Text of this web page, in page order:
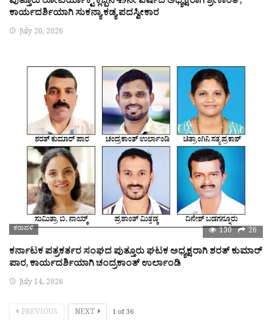
ಕಾರ್ಯದರ್ಶಿಯಾಗಿ ಸುಕನ್ಯಾ ಕಡ್ಯ ಪದಸ್ವೀಕಾರ
July 20, 2026
ಕರಾವಳಿ 130 26
ಕರ್ನಾಟಕ ಪತ್ರಕರ್ತರ ಸಂಘದ ಪುತ್ತೂರು ಘಟಕ ಅಧ್ಯಕ್ಷರಾಗಿ ಶರತ್ ಕುಮಾರ್
ಪಾರ, ಕಾರ್ಯದರ್ಶಿಯಾಗಿ ಚಂದ್ರಕಾಂತ್ ಉರ್ಲಾಂಡಿ
July 14, 2026
PREVIOUS NEXT 1 of36